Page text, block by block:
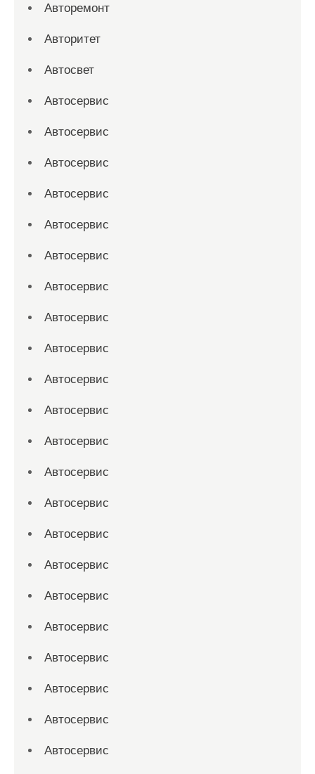
Авторемонт
Авторитет
Автосвет
Автосервис
Автосервис
Автосервис
Автосервис
Автосервис
Автосервис
Автосервис
Автосервис
Автосервис
Автосервис
Автосервис
Автосервис
Автосервис
Автосервис
Автосервис
Автосервис
Автосервис
Автосервис
Автосервис
Автосервис
Автосервис
Автосервис